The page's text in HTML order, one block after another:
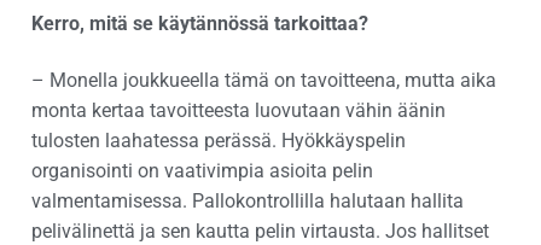
Kerro, mitä se käytännössä tarkoittaa?
– Monella joukkueella tämä on tavoitteena, mutta aika
monta kertaa tavoitteesta luovutaan vähin äänin
tulosten laahatessa perässä. Hyökkäyspelin
organisointi on vaativimpia asioita pelin
valmentamisessa. Pallokontrollilla halutaan hallita
pelivälinettä ja sen kautta pelin virtausta. Jos hallitset